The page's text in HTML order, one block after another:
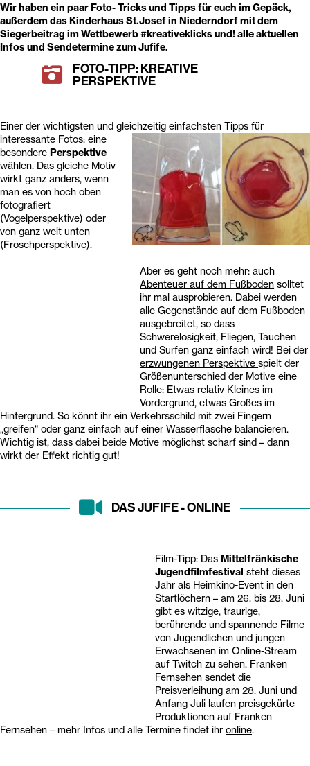
Wir haben ein paar Foto- Tricks und Tipps für euch im Gepäck,
außerdem das Kinderhaus St.Josef in Niederndorf mit dem
Siegerbeitrag im Wettbewerb #kreativeklicks und! alle aktuellen
Infos und Sendetermine zum Jufife.
FOTO-TIPP: KREATIVE
PERSPEKTIVE
Einer der wichtigsten und gleichzeitig einfachsten Tipps für
interessante Fotos: eine
besondere Perspektive
wählen. Das gleiche Motiv
wirkt ganz anders, wenn
man es von hoch oben
fotografiert
(Vogelperspektive) oder
von ganz weit unten
(Froschperspektive).
Aber esgeht noch mehr: auch
Abenteuer auf dem Fußboden solltet
ihr mal ausprobieren. Dabei werden
alle Gegenstände auf dem Fußboden
ausgebreitet, so dass
Schwerelosigkeit, Fliegen, Tauchen
und Surfen ganz einfach wird! Bei der
erzwungenen Perspektivespielt der
Größenunterschied der Motive eine
Rolle: Etwas relativ Kleines im
Vordergrund, etwas Großes im
Hintergrund. So könnt ihr ein Verkehrsschild mit zwei Fingern
„greifen“ oder ganz einfach auf einer Wasserflasche balancieren.
Wichtig ist, dass dabei beide Motive möglichst scharf sind – dann
wirkt der Effekt richtig gut!
DAS JUFIFE - ONLINE
Film-Tipp: Das Mittelfränkische
Jugendfilmfestival steht dieses
Jahr als Heimkino-Event in den
Startlöchern – am 26. bis 28. Juni
gibt es witzige, traurige,
berührende und spannende Filme
von Jugendlichen und jungen
Erwachsenen im Online-Stream
auf Twitch zu sehen. Franken
Fernsehen sendet die
Preisverleihung am 28. Juni und
Anfang Juli laufen preisgekürte
Produktionen auf Franken
Fernsehen – mehr Infos und alle Termine findet ihr online.